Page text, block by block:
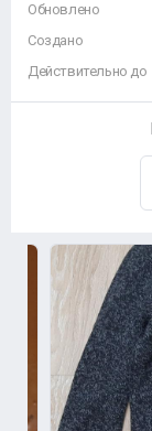
Обновлено
Создано
Действительно до